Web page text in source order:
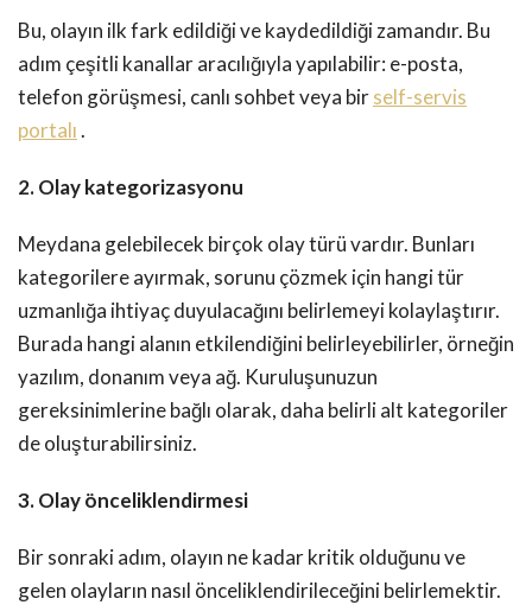
Bu, olayın ilk fark edildiği ve kaydedildiği zamandır. Bu
adım çeşitli kanallar aracılığıyla yapılabilir: e-posta,
telefon görüşmesi, canlı sohbet veya birself-servis
portalı.
2. Olay kategorizasyonu
Meydana gelebilecek birçok olay türü vardır. Bunları
kategorilere ayırmak, sorunu çözmek için hangi tür
uzmanlığa ihtiyaç duyulacağını belirlemeyi kolaylaştırır.
Burada hangi alanın etkilendiğini belirleyebilirler, örneğin
yazılım, donanım veya ağ. Kuruluşunuzun
gereksinimlerine bağlı olarak, daha belirli alt kategoriler
de oluşturabilirsiniz.
3. Olay önceliklendirmesi
Bir sonraki adım, olayın ne kadar kritik olduğunu ve
gelen olayların nasıl önceliklendirileceğini belirlemektir.